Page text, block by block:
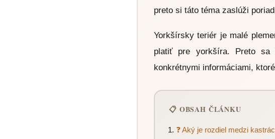
preto si táto téma zaslúži
Yorkšírsky teriér je malé
platiť pre yorkšíra. Preto sa
konkrétnymi informáciami,
📋 OBSAH ČLÁNKU
❓ Aký je rozdiel medzi